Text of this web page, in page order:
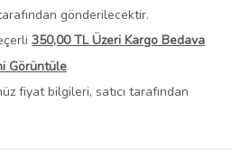
gönderilecektir.
350,00 TL Üzeri Kargo Bedava
Görüntüle
fiyat bilgileri, satıcı tarafından